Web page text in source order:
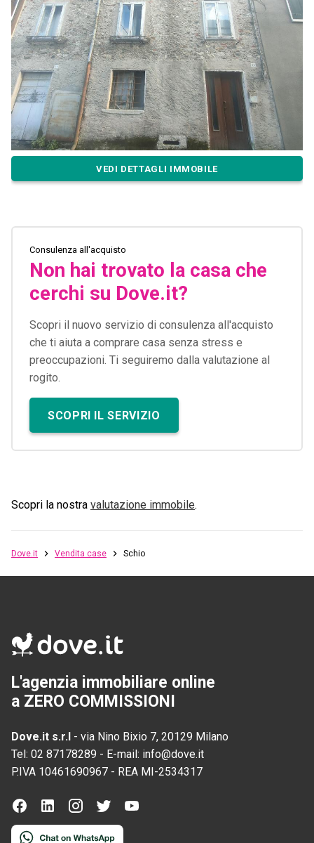
VEDI DETTAGLI IMMOBILE
Consulenza all'acquisto
Non hai trovato la casa che
cerchi su Dove.it?
Scopri il nuovo servizio di consulenza all'acquisto
che ti aiuta a comprare casa senza stress e
preoccupazioni. Ti seguiremo dalla valutazione al
rogito.
SCOPRI IL SERVIZIO
Scopri la nostra valutazione immobile.
Dove.it Vendita case Schio
L'agenzia immobiliare online
a ZERO COMMISSIONI
Dove.it s.r.l - via Nino Bixio 7, 20129 Milano
Tel: 02 87178289 - E-mail: info@dove.it
P.IVA 10461690967 - REA MI-2534317